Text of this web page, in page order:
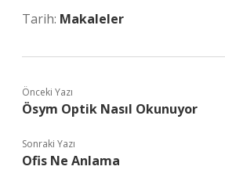
Tarih: Makaleler
Önceki Yazı
Ösym Optik Nasıl Okunuyor
Sonraki Yazı
Ofis Ne Anlama